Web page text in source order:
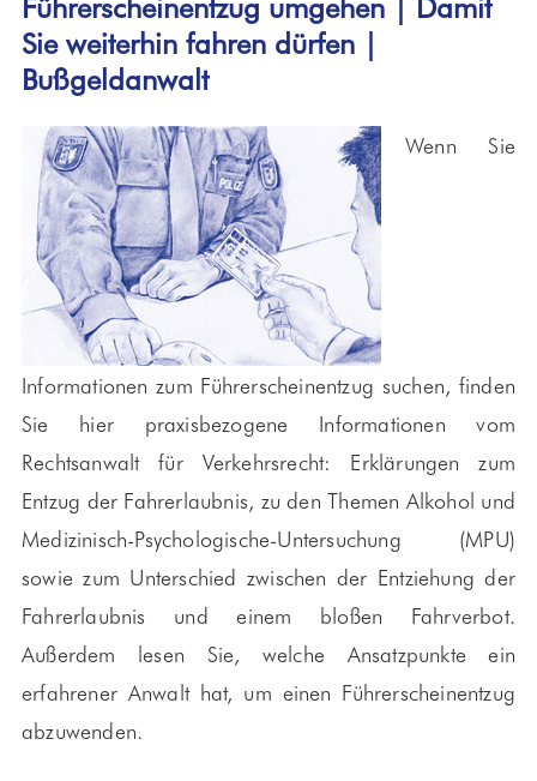
Sie weiterhin fahren dürfen |
Bußgeldanwalt
Wenn Sie
Informationen zum Führerscheinentzug suchen, finden
Sie hier praxisbezogene Informationen vom
Rechtsanwalt für Verkehrsrecht: Erklärungen zum
Entzug der Fahrerlaubnis, zu den Themen Alkohol und
Medizinisch-Psychologische-Untersuchung (MPU)
sowie zum Unterschied zwischen der Entziehung der
Fahrerlaubnis und einem bloßen Fahrverbot.
Außerdem lesen Sie, welche Ansatzpunkte ein
erfahrener Anwalt hat, um einen Führerscheinentzug
abzuwenden.